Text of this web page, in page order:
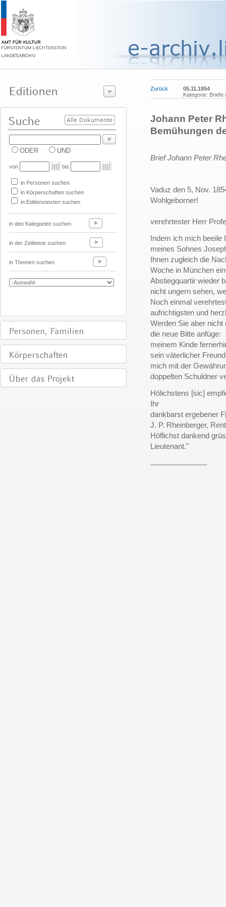
ODER UND
von bis
in Personen suchen
in Körperschaften suchen
in Editionstexten suchen
in den Kategorien suchen
in der Zeitleiste suchen
in Themen suchen
Zurück
05.11.1854
Kategorie: Briefe
Johann Peter
Bemühungen
Brief Johann Peter
Vaduz den 5, Nov.
Wohlgeborner!
verehrtester Herr
Indem ich mich beeile
meines Sohnes
Ihnen zugleich die
Woche in München
Abstiegquartir wieder
nicht ungern sehen,
Noch einmal
aufrichtigsten und
Werden Sie aber
die neue Bitte anfüge:
meinem Kinde
sein väterlicher
mich mit der
doppelten Schuldner
Hölichstens [sic]
Ihr
dankbarst ergebener
J. P. Rheinberger,
Höflichst dankend
Lieutenant."